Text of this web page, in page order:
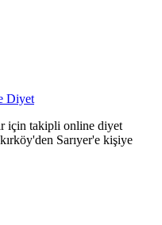
Diyet
için takipli online diyet
Sarıyer'e kişiye